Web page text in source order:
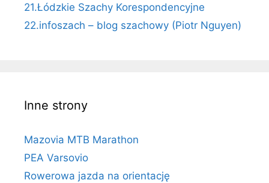
21.Łódzkie Szachy Korespondencyjne
22.infoszach – blog szachowy (Piotr Nguyen)
Inne strony
Mazovia MTB Marathon
PEA Varsovio
Rowerowa jazda na orientację